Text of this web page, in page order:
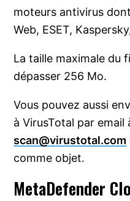
moteurs antivirus
Web, ESET,
La taille maximale du
dépasser 256 Mo.
Vous pouvez aussi
à VirusTotal par email
scan@virustotal.com
comme objet.
MetaDefender